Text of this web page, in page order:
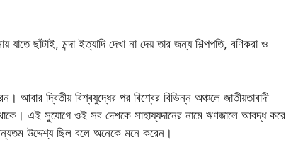
ছাঁটাই, মন্দা ইত্যাদি দেখা না দেয় তার জন্য শিল্পপতি, বণিকরা ও
আবার দ্বিতীয় বিশ্বযুদ্ধের পর বিশ্বের বিভিন্ন অঞ্চলে জাতীয়তাবাদী
এই সুযোগে ওই সব দেশকে সাহায্যদানের নামে ঋণজালে আবদ্ধ করে
উদ্দেশ্য ছিল বলে অনেকে মনে করেন।